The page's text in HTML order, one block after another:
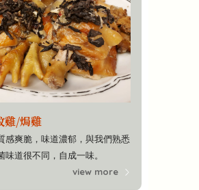
雞/焗雞
感爽脆，味道濃郁，與我們熟悉
味道很不同，自成一味。
view more